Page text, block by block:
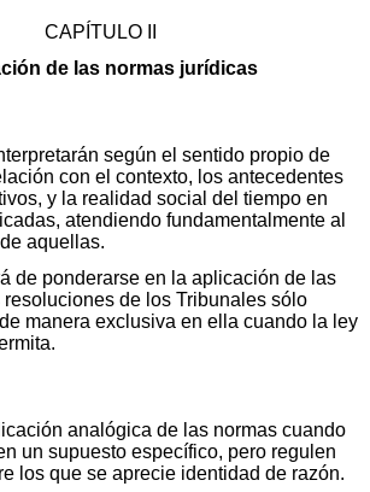
CAPÍTULO II
de las normas jurídicas
según el sentido propio de
con el contexto, los antecedentes
y la realidad social del tiempo en
atendiendo fundamentalmente al
aquellas.
de ponderarse en la aplicación de las
de los Tribunales sólo
manera exclusiva en ella cuando la ley
analógica de las normas cuando
un supuesto específico, pero regulen
los que se aprecie identidad de razón.